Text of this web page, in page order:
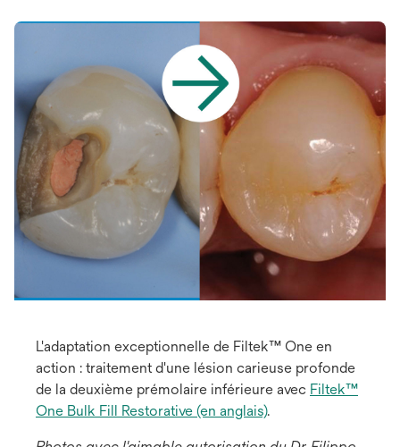
L'adaptation exceptionnelle de Filtek™ One en
action : traitement d'une lésion carieuse profonde
de la deuxième prémolaire inférieure avec Filtek™
One Bulk Fill Restorative (en anglais).